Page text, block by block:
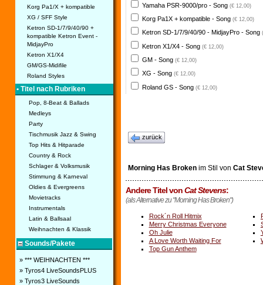
Korg Pa1/X + kompatible
XG / SFF Style
Ketron SD-1/7/9/40/90 +
kompatible Ketron Event -
MidjayPro
Ketron X1/X4
GM/GS-Midifile
Roland Styles
• Titel nach Rubriken
Pop, 8-Beat & Ballads
Medleys
Party
Tischmusik Jazz & Swing
Top Hits & Hitparade
Country & Rock
Schlager & Volksmusik
Stimmung & Karneval
Oldies & Evergreens
Movietracks
Instrumentals
Latin & Ballsaal
Weihnachten & Klassik
Sounds/Pakete
» *** WEIHNACHTEN ***
» Tyros4 LiveSoundsPLUS
» Tyros3 LiveSounds
Yamaha PSR-9000/pro - Song (€ 12,00)
Korg Pa1X + kompatible - Song (€ 12,00)
Ketron SD-1/7/9/40/90 - MidjayPro - Song
Ketron X1/X4 - Song (€ 12,00)
GM - Song (€ 12,00)
XG - Song (€ 12,00)
Roland GS - Song (€ 12,00)
zurück
Morning Has Brokenim Stil von Cat
Andere Titel vonCat Stevens:
(als Alternative zu "Morning Has Broken")
Rock´n Roll Hitmix
Merry Christmas Everyone
Oh Julie
A Love Worth Waiting For
Top Gun Anthem